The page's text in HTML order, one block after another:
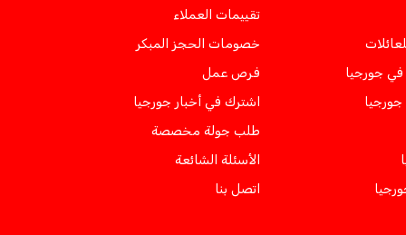
جورجيا
جورجيا
تقييمات العملاء
خصومات الحجز المبكر
فرص عمل
اشترك في أخبار جورجيا
طلب جولة مخصصة
الأسئلة الشائعة
اتصل بنا